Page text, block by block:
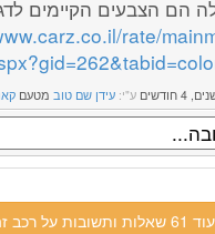
הם הצבעים הקיימים
rate/
ע"י: עידן שם טוב מטעם
על רכב זה.